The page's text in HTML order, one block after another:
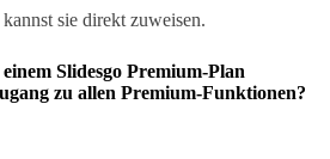
sie direkt zuweisen.
Slidesgo Premium-Plan
zu allen Premium-Funktionen?